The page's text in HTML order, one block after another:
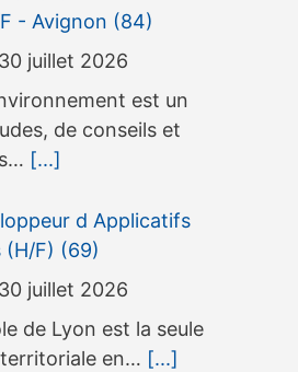
- Avignon (84)
30 juillet 2026
est un
de conseils et
[...]
d Applicatifs
(H/F) (69)
30 juillet 2026
de Lyon est la seule
en… [...]